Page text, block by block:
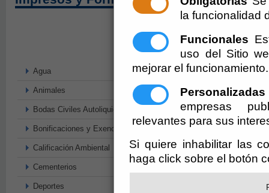
la funcionalidad
Funcionales
uso del Sitio
mejorar el funcionamiento.
Personalizadas
empresas
relevantes para sus
Si quiere inhabilitar las
haga click sobre el botón
Agua
Animales
Bodas Civiles Autoliquidación
Bonificaciones y Exenciones
Calificación Ambiental
Cementerios
Deportes